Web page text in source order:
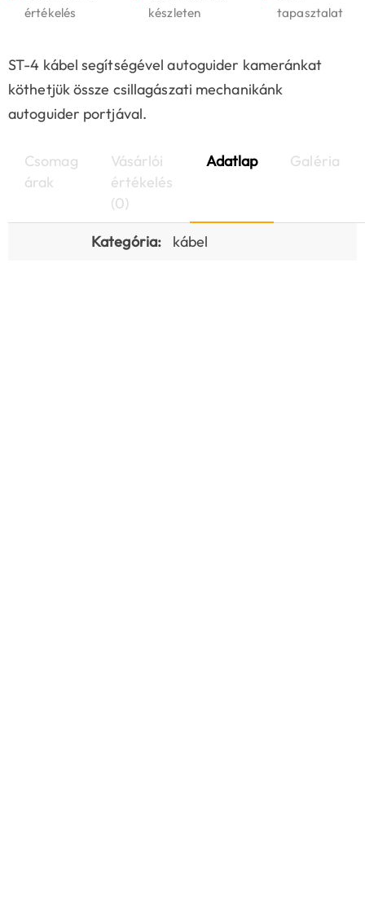
értékelés
készleten
tapasztalat
ST-4 kábel segítségével autoguider kameránkat
köthetjük össze csillagászati mechanikánk
autoguider portjával.
Csomag
árak
Vásárlói
értékelés
(0)
Adatlap Galéria
Kategória: kábel